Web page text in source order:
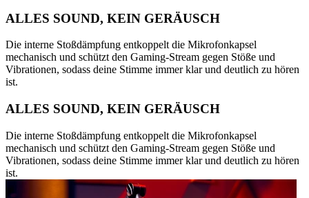
ALLES SOUND, KEIN GERÄUSCH
Die interne Stoßdämpfung entkoppelt die Mikrofonkapsel
mechanisch und schützt den Gaming-Stream gegen Stöße und
Vibrationen, sodass deine Stimme immer klar und deutlich zu hören
ist.
ALLES SOUND, KEIN GERÄUSCH
Die interne Stoßdämpfung entkoppelt die Mikrofonkapsel
mechanisch und schützt den Gaming-Stream gegen Stöße und
Vibrationen, sodass deine Stimme immer klar und deutlich zu hören
ist.